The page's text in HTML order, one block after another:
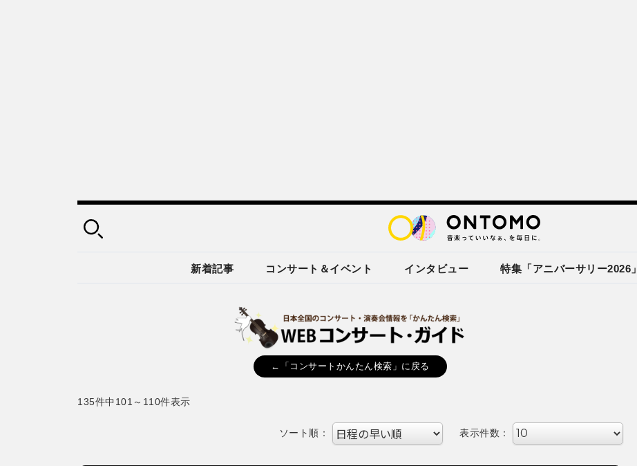
新着記事 コンサート＆イベント インタビュー 特集「アニバーサリー2026」
←「コンサートかんたん検索」に戻る
135件中101～110件表示
ソート順： 表示件数：